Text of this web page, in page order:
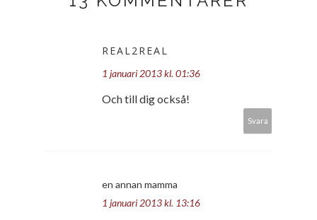
REAL2REAL
1 januari 2013 kl. 01:36
Och till dig också!
Svara
en annan mamma
1 januari 2013 kl. 13:16